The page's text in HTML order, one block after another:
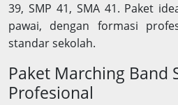
39, SMP 41, SMA 41. Paket
pawai, dengan formasi
standar sekolah.
Paket Marching Band
Profesional